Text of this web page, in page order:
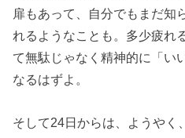
扉もあって、自分でもまだ知
れるようなことも。多少疲れ
て無駄じゃなく精神的に「い
なるはずよ。
そして24日からは、ようやく